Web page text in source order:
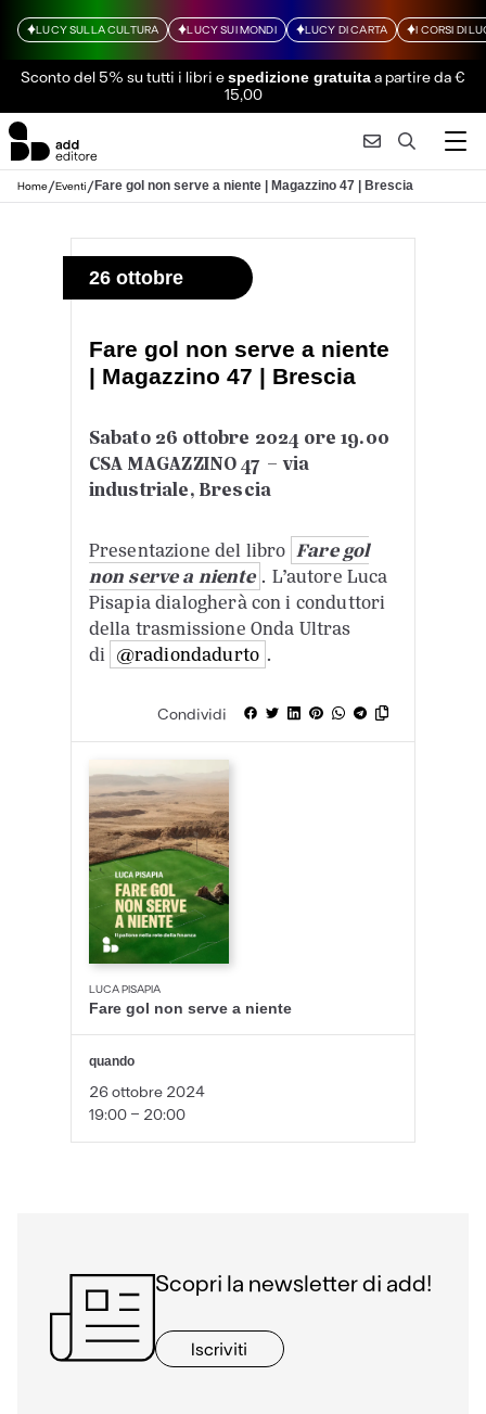
LUCY SULLA CULTURA LUCY SUI MONDI LUCY DI CARTA I CORSI DI
Sconto del 5% su tutti i libri espedizione gratuitaa partire da €
15,00
Home/Eventi/Fare gol non serve a niente | Magazzino 47 | Brescia
26 ottobre
Fare gol non serve a niente
| Magazzino 47 | Brescia
Sabato 26 ottobre 2024 ore 19.00
CSA MAGAZZINO 47 – via
industriale, Brescia
Presentazione del libro Fare gol
non serve a niente . L’autore Luca
Pisapia dialogherà con i conduttori
della trasmissione Onda Ultras
di @radiondadurto .
Condividi
LUCA PISAPIA
Fare gol non serve a niente
quando
26 ottobre 2024
19:00 - 20:00
Scopri la newsletter di add!
Iscriviti